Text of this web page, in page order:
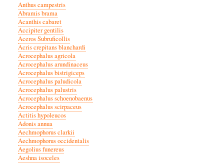
Anthus campestris
Abramis brama
Acanthis cabaret
Accipiter gentilis
Aceros Subruficollis
Acris crepitans blanchardi
Acrocephalus agricola
Acrocephalus arundinaceus
Acrocephalus bistrigiceps
Acrocephalus paludicola
Acrocephalus palustris
Acrocephalus schoenobaenus
Acrocephalus scirpaceus
Actitis hypoleucos
Adonis annua
Aechmophorus clarkii
Aechmophorus occidentalis
Aegolius funereus
Aeshna isoceles